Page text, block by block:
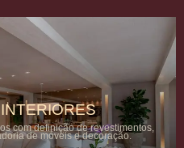
com definição de revestimentos,
de móveis e decoração.